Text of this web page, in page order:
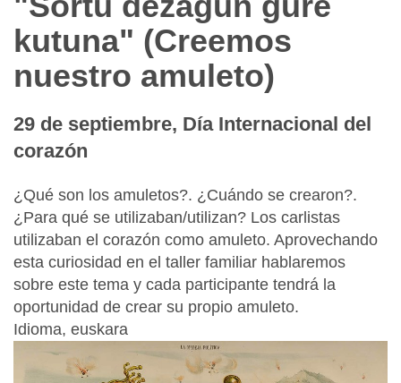
kutuna" (Creemos
nuestro amuleto)
29 de septiembre, Día Internacional del
corazón
¿Qué son los amuletos?. ¿Cuándo se crearon?.
¿Para qué se utilizaban/utilizan? Los carlistas
utilizaban el corazón como amuleto. Aprovechando
esta curiosidad en el taller familiar hablaremos
sobre este tema y cada participante tendrá la
oportunidad de crear su propio amuleto.
Idioma, euskara